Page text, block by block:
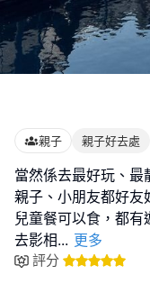
親子 親子好去處
當然係去最好玩、
親子、小朋友都好友
兒童餐可以食，都
去影相... 更多
評分